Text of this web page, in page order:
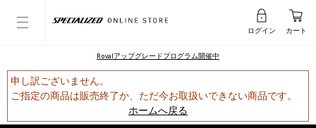
ログイン カート
Rovalアップグレードプログラム開催中
申し訳ございません。
ご指定の商品は販売終了か、ただ今お取扱いできない商品です。
ホームへ戻る